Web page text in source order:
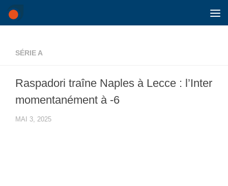
Skip to content
SÉRIE A
Raspadori traîne Naples à Lecce : l’Inter
momentanément à -6
MAI 3, 2025